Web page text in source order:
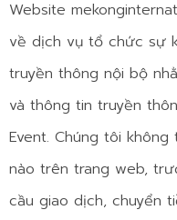
Website
về dịch vụ tổ chức sự
truyền thông nội bộ
và thông tin truyền
Event. Chúng tôi
nào trên trang web,
cầu giao dịch, chuyển